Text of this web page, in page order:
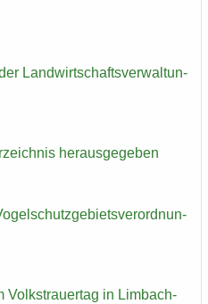
Land­wirt­schafts­ver­wal­tun­
her­aus­ge­ge­ben
Volks­trau­er­tag in Limbach-​